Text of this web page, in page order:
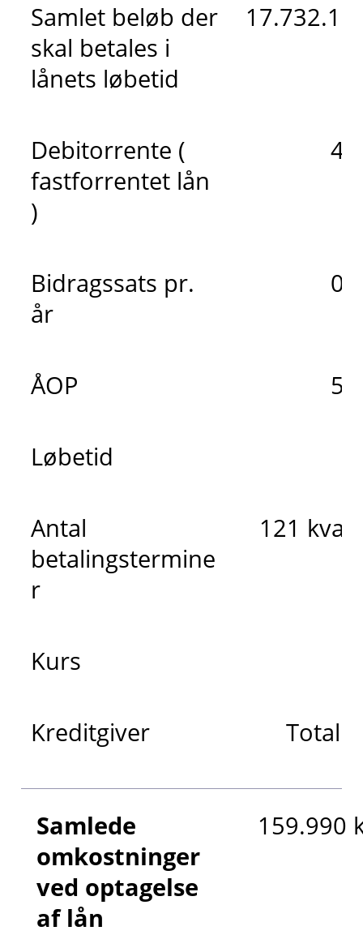
Samlet beløb der
skal betales i
lånets løbetid
Debitorrente (
fastforrentet lån
)
Bidragssats pr.
år
ÅOP
Løbetid
Antal
betalingstermine
r
121
Kurs
Kreditgiver
Samlede
omkostninger
ved optagelse
af lån
159.990